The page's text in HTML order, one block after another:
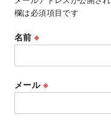
欄は必須項目です
名前※
メール ※